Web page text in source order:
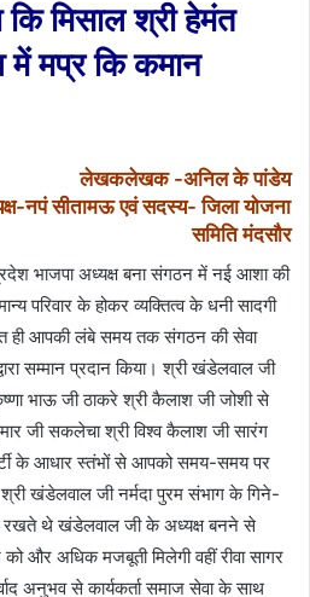
मिसाल श्री हेमंत
मप्र कि कमान
लेखकलेखक -अनिल के पांडेय
नपं सीतामऊ एवंसदस्य- जिला योजना
समिति मंदसौर
भाजपा अध्यक्ष बना संगठन में नई आशा की
परिवार के होकर व्यक्तित्व के धनी सादगी
ही आपकी लंबे समय तक संगठन की सेवा
सम्मान प्रदान किया। श्री खंडेलवाल जी
भाऊ जी ठाकरे श्री कैलाश जी जोशी से
जी सकलेचा श्री विश्व कैलाश जी सारंग
के आधार स्तंभों से आपको समय-समय पर
श्री खंडेलवाल जी नर्मदा पुरम संभाग के गिने-
रखते थे खंडेलवाल जी के अध्यक्ष बनने से
और अधिक मजबूती मिलेगी वहीं रीवा सागर
अनुभव से कार्यकर्ता समाज सेवा के साथ